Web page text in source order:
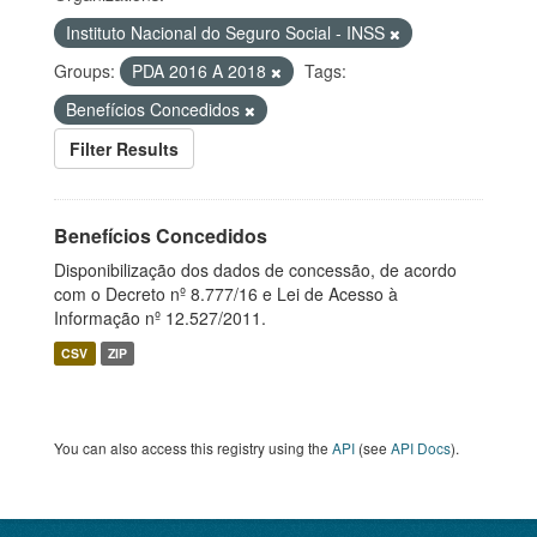
Instituto Nacional do Seguro Social - INSS
Groups:
PDA 2016 A 2018
Tags:
Benefícios Concedidos
Filter Results
Benefícios Concedidos
Disponibilização dos dados de concessão, de acordo
com o Decreto nº 8.777/16 e Lei de Acesso à
Informação nº 12.527/2011.
CSV ZIP
You can also access this registry using the API (see API Docs).